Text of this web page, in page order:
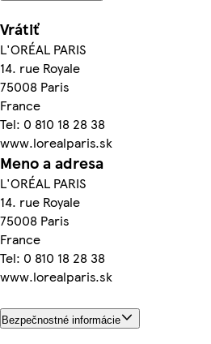
Vrátiť
L'ORÉAL PARIS
14. rue Royale
75008 Paris
France
Tel: 0 810 18 28 38
www.lorealparis.sk
Meno a adresa
L'ORÉAL PARIS
14. rue Royale
75008 Paris
France
Tel: 0 810 18 28 38
www.lorealparis.sk
Bezpečnostné informácie